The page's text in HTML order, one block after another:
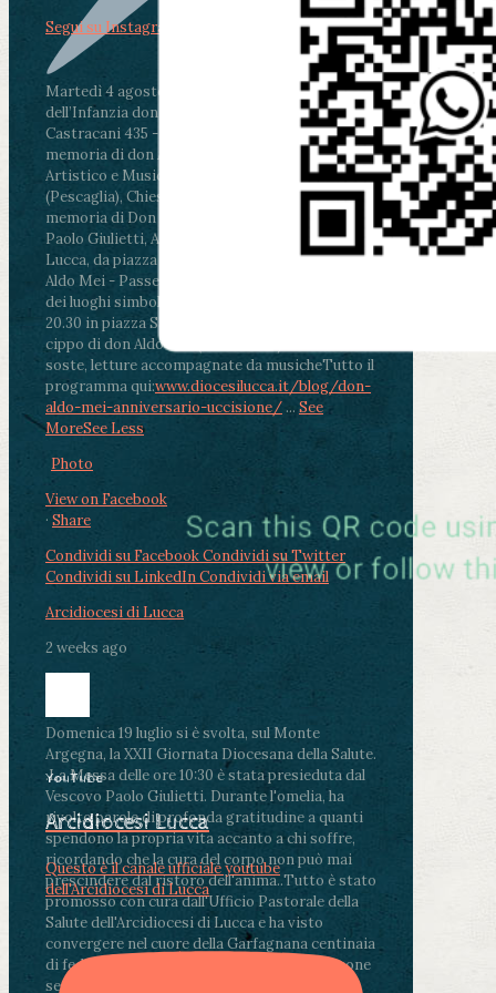
Martedì 4 agosto2026
ore 11:30 - Lucca, Scuola
dell’Infanzia don Aldo Mei - Viale Castruccio
Castracani 435 - Inaugurazione murales in
memoria di don Aldo Mei curato dal Liceo
Artistico e Musicale “Passaglia”
ore 18 - Fiano
(Pescaglia), Chiesa parrocchiale - Messa in
memoria di Don Aldo Mei celebrata da mons.
Paolo Giulietti, Arcivescovo di Lucca
ore 20.30 -
Lucca, da piazza San Michele al Cippo di don
Aldo Mei - Passeggiata della Memoria in alcuni
dei luoghi simbolo della città. Ritrovo alle ore
20.30 in piazza San Michele con conclusione al
cippo di don Aldo Mei (Porta Elisa). Durante le
soste, letture accompagnate da musicheTutto il
programma qui:www.diocesilucca.it/blog/don-
aldo-mei-anniversario-uccisione/ ... See
MoreSee Less
Photo
View on Facebook
· Share
Condividi su FacebookCondividi su Twitter
Condividi su LinkedInCondividi via email
Arcidiocesi di Lucca
2 weeks ago
Domenica 19 luglio si è svolta, sul Monte
Argegna, la XXII Giornata Diocesana della Salute.
.La Messa delle ore 10:30 è stata presieduta dal
Vescovo Paolo Giulietti. Durante l'omelia, ha
rivolto parole di profonda gratitudine a quanti
spendono la propria vita accanto a chi soffre,
ricordando che la cura del corpo non può mai
prescindere dal ristoro dell'anima..Tutto è stato
promosso con cura dall'Ufficio Pastorale della
Salute dell'Arcidiocesi di Lucca e ha visto
convergere nel cuore della Garfagnana centinaia
di fedeli, operatori sanitari, volontari e persone
segnate dalla malattia.
Segui su Instagram
YouTube
Arcidiocesi Lucca
Questo è il canale ufficiale youtube
dell'Arcidiocesi di Lucca